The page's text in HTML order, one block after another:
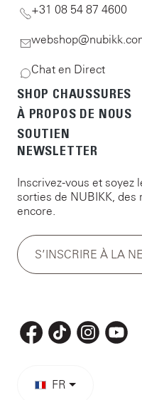
+31 08 54 87 4600
Chat en Direct
SHOP CHAUSSURES
À PROPOS DE NOUS
SOUTIEN
NEWSLETTER
Inscrivez-vous et soyez
sorties de NUBIKK, des
encore.
S’INSCRIRE À LA
FR